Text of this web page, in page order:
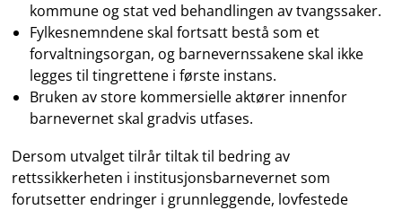
kommune og stat ved behandlingen av tvangssaker.
Fylkesnemndene skal fortsatt bestå som et
forvaltningsorgan, og barnevernssakene skal ikke
legges til tingrettene i første instans.
Bruken av store kommersielle aktører innenfor
barnevernet skal gradvis utfases.
Dersom utvalget tilrår tiltak til bedring av
rettssikkerheten i institusjonsbarnevernet som
forutsetter endringer i grunnleggende, lovfestede